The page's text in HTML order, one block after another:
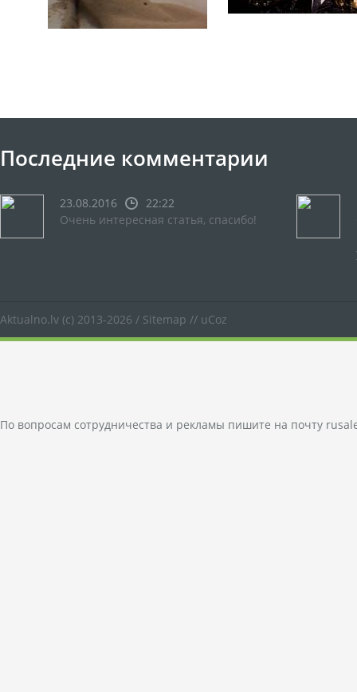
Последние комментарии
23.08.2016
22:22
Очень интересная статья, спасибо!
Aktualno.lv (c) 2013-2026 / Sitemap // uCoz
По вопросам сотрудничества и рекламы пишите на почту